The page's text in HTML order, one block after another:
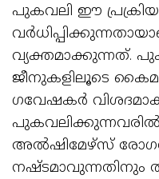
പുകവലി ഈ
വ്യക്തമാക്കുന്നത്.
ജീനുകളിലൂടെ
ഗവേഷകര്‍
പുകവലിക്കുന്നവരില്‍
അല്‍ഷിമേഴ്‌സ്
നഷ്ടമാവുന്നതിനും